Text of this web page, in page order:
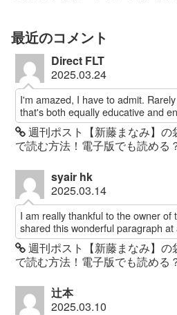
最近のコメント
Direct FLT
2025.03.24
I'm amazed, I have to admit.
that's both equally educative and
週刊ポスト【新藤まなみ】
で読む方法！電子版でも読める
syair hk
2025.03.14
I am really thankful to the owner of
shared this wonderful paragraph at
週刊ポスト【新藤まなみ】
で読む方法！電子版でも読める
辻本
2025.03.10